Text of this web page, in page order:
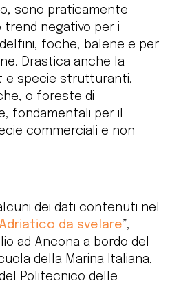
sono praticamente
trend negativo per i
foche, balene e per
Drastica anche la
e specie strutturanti,
o foreste di
fondamentali per il
commerciali e non
dei dati contenuti nel
Adriatico da svelare”,
ad Ancona a bordo del
della Marina Italiana,
Politecnico delle